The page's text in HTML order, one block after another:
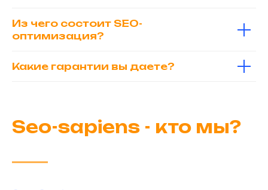
Из чего состоит SEO-
оптимизация?
Какие гарантии вы даете?
Seo-sapiens - кто мы?